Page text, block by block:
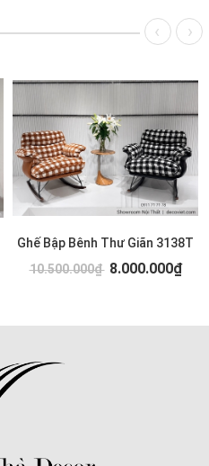
Ghế Bập Bênh Thư Giãn 3138T
10.500.000₫ 8.000.000₫